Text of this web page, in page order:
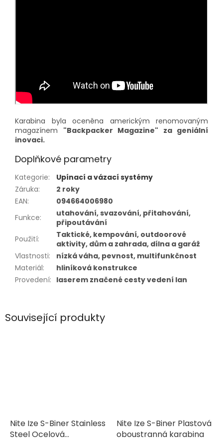
Související produkty
Nite Ize S-Biner Stainless
Steel Ocelová
Nite Ize S-Biner Plastová
oboustranná karabina
Karabina byla oceněna americkým renomovaným
magazínem "Backpacker Magazine" za geniální
inovaci.
Doplňkové parametry
Kategorie:
Upínací a vázací systémy
Záruka:
2 roky
EAN:
094664006980
Funkce:
utahování, svazování, přitahování,
připoutávání
Použití:
Taktické, kempování, outdoorové
aktivity, dům a zahrada, dílna a garáž
Vlastnosti:
nízká váha, pevnost, multifunkčnost
Materiál:
hliníková konstrukce
Provedení: laserem značené cesty vedení lan